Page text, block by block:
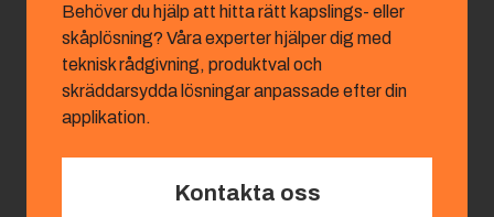
Behöver du hjälp att hitta rätt kapslings- eller
skåplösning? Våra experter hjälper dig med
teknisk rådgivning, produktval och
skräddarsydda lösningar anpassade efter din
applikation.
Kontakta oss